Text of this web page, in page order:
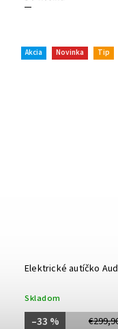
Akcia Novinka Tip
Elektrické autíčko
Skladom
–33 %